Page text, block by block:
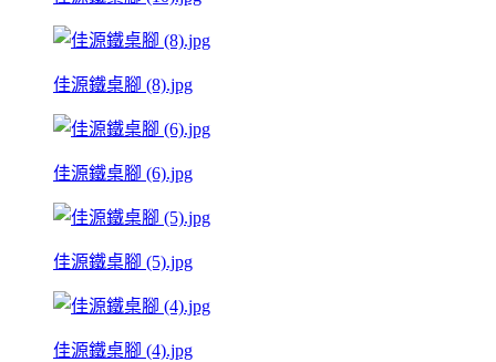
佳源鐵桌腳 (8).jpg
佳源鐵桌腳 (6).jpg
佳源鐵桌腳 (5).jpg
佳源鐵桌腳 (4).jpg